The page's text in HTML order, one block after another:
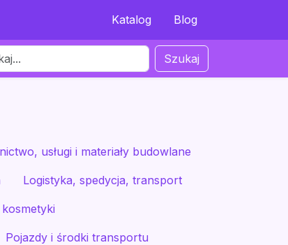
Katalog Blog
Szukaj
usługi i materiały budowlane
Logistyka, spedycja, transport
Pojazdy i środki transportu